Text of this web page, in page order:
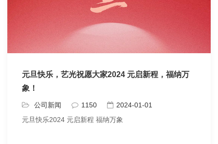
元旦快乐，艺光祝愿大家2024 元启新程，福纳万
象！
公司新闻 1150
2024-01-01
元旦快乐2024 元启新程 福纳万象